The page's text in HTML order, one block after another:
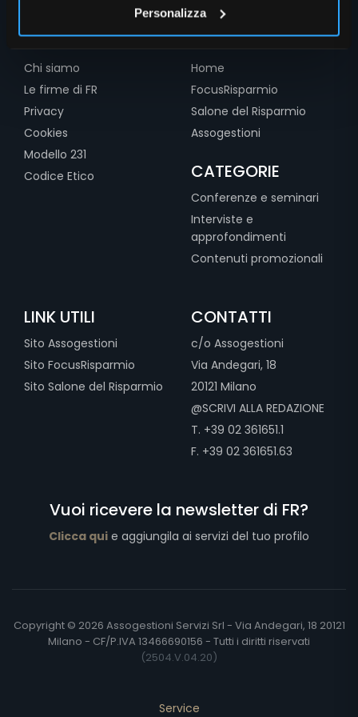
Personalizza
INFO
Chi siamo
Le firme di FR
Privacy
Cookies
Modello 231
Codice Etico
SEZIONI
Home
FocusRisparmio
Salone del Risparmio
Assogestioni
CATEGORIE
Conferenze e seminari
Interviste e
approfondimenti
Contenuti promozionali
LINK UTILI
Sito Assogestioni
Sito FocusRisparmio
Sito Salone del Risparmio
CONTATTI
c/o Assogestioni
Via Andegari, 18
20121 Milano
@SCRIVI ALLA REDAZIONE
T. +39 02 361651.1
F. +39 02 361651.63
Vuoi ricevere la newsletter di FR?
Clicca qui e aggiungila ai servizi del tuo profilo
Copyright © 2026 Assogestioni Servizi Srl - Via Andegari, 18 20121
Milano - CF/P.IVA 13466690156 - Tutti i diritti riservati
(2504.V.04.20)
Service